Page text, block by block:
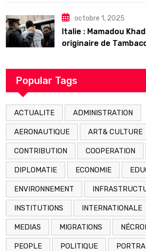
octobre 1, 2025
Italie : Mamadou
originaire de
arrestation
Popular Tags
ACTUALITE ADMINISTRATION
AERONAUTIQUE ART& CULTURE
CONTRIBUTION COOPERATION
DIPLOMATIE ECONOMIE
ENVIRONNEMENT
INSTITUTIONS INTERNATIONALE
MEDIAS MIGRATIONS
PEOPLE POLITIQUE